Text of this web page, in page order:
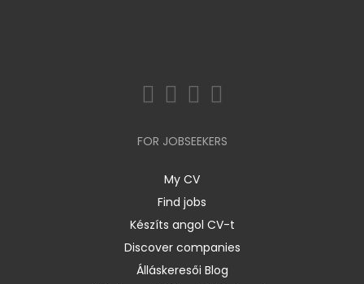
FOR JOBSEEKERS
My CV
Find jobs
Készíts angol CV-t
Discover companies
Álláskeresői Blog